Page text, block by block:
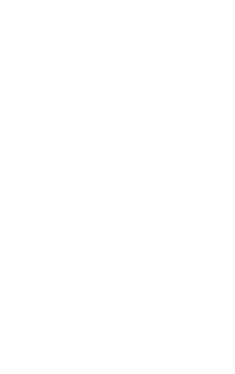
KUPANG,